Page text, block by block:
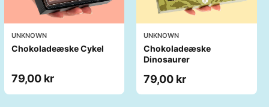
UNKNOWN
Chokoladeæske Cykel
79,00 kr
UNKNOWN
Chokoladeæske
Dinosaurer
79,00 kr